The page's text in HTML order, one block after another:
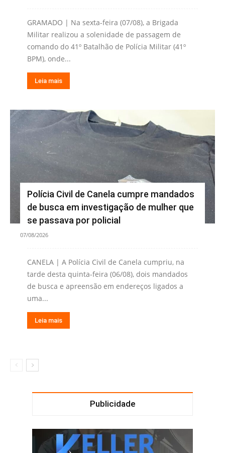
GRAMADO | Na sexta-feira (07/08), a Brigada
Militar realizou a solenidade de passagem de
comando do 41º Batalhão de Polícia Militar (41º
BPM), onde...
Leia mais
Polícia Civil de Canela cumpre mandados
de busca em investigação de mulher que
se passava por policial
07/08/2026
CANELA | A Polícia Civil de Canela cumpriu, na
tarde desta quinta-feira (06/08), dois mandados
de busca e apreensão em endereços ligados a
uma...
Leia mais
Publicidade